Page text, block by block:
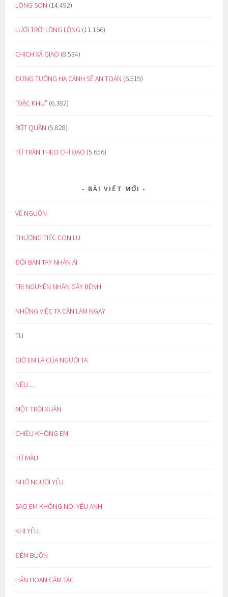
LÒNG SON (14.492)
LƯỚI TRỜI LỒNG LỘNG (11.166)
CHỊCH XÃ GIAO (8.534)
ĐỪNG TƯỞNG HẠ CÁNH SẼ AN TOÀN (6.519)
“ĐẶC KHU” (6.382)
RỚT QUẦN (5.828)
TỪ TRẦN THEO CHỈ ĐẠO (5.656)
BÀI VIẾT MỚI
VỀ NGUỒN
THƯƠNG TIẾC CON LU
ĐÔI BÀN TAY NHÂN ÁI
TRỊ NGUYÊN NHÂN GÂY BỆNH
NHỮNG VIỆC TA CẦN LÀM NGAY
TU
GIỜ EM LÀ CỦA NGƯỜI TA
NẾU…
MỘT TRỜI XUÂN
CHIỀU KHÔNG EM
TỪ MẪU
NHỚ NGƯỜI YÊU
SAO EM KHÔNG NÓI YÊU ANH
KHI YÊU
ĐÊM BUỒN
HÂN HOAN CẢM TÁC